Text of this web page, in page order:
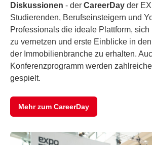
Diskussionen - der CareerDay der
Studierenden, Berufseinsteigern und
Professionals die ideale Plattform, sich
zu vernetzen und erste Einblicke in
der Immobilienbranche zu erhalten.
Konferenzprogramm werden
gespielt.
Mehr zum CareerDay